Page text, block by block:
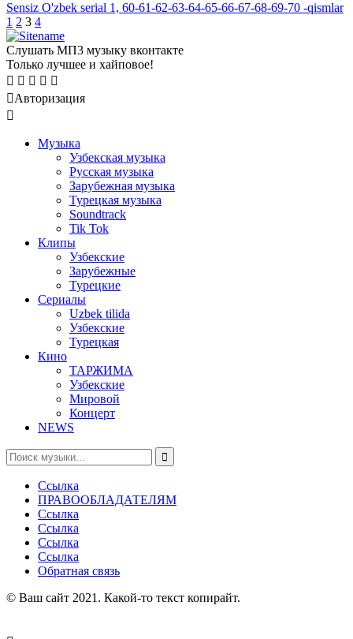
Sensiz O'zbek serial 1, 60-61-62-63-64-65-66-67-68-69-70 -qismlar
1 2 3 4
Слушать МП3 музыку вконтакте
Только лучшее и хайповое!
Авторизация
Mузыка
Узбекская музыка
Русская музыка
Зарубежная музыка
Турецкая музыка
Soundtrack
Tik Tok
Клипы
Узбекские
Зарубежные
Турецкие
Сериалы
Uzbek tilida
Узбекские
Турецкая
Кино
ТАРЖИМА
Узбекские
Мировой
Концерт
NEWS
Ссылка
ПРАВООБЛАДАТЕЛЯМ
Ссылка
Ссылка
Ссылка
Ссылка
Обратная связь
© Ваш сайт 2021. Какой-то текст копирайт.